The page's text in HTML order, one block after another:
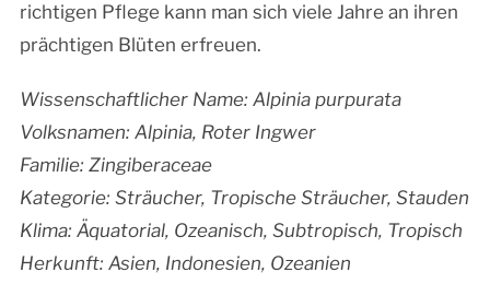
richtigen Pflege kann man sich viele Jahre an ihren
prächtigen Blüten erfreuen.
Wissenschaftlicher Name: Alpinia purpurata
Volksnamen: Alpinia, Roter Ingwer
Familie: Zingiberaceae
Kategorie: Sträucher, Tropische Sträucher, Stauden
Klima: Äquatorial, Ozeanisch, Subtropisch, Tropisch
Herkunft: Asien, Indonesien, Ozeanien